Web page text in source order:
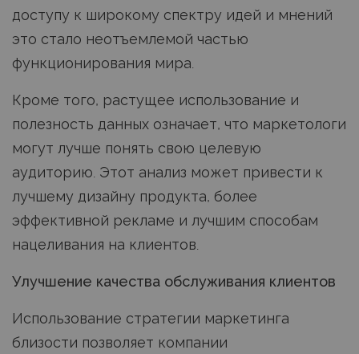
доступу к широкому спектру идей и мнений
это стало неотъемлемой частью
функционирования мира.
Кроме того, растущее использование и
полезность данных означает, что маркетологи
могут лучше понять свою целевую
аудиторию. Этот анализ может привести к
лучшему дизайну продукта, более
эффективной рекламе и лучшим способам
нацеливания на клиентов.
Улучшение качества обслуживания клиентов
Использование стратегии маркетинга
близости позволяет компании